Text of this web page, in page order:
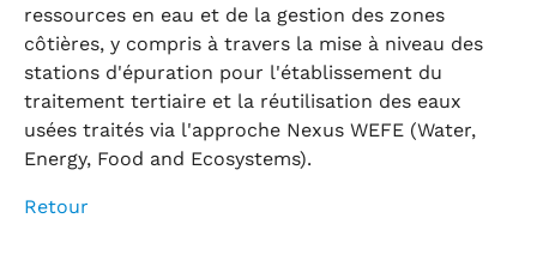
ressources en eau et de la gestion des zones
côtières, y compris à travers la mise à niveau des
stations d'épuration pour l'établissement du
traitement tertiaire et la réutilisation des eaux
usées traités via l'approche Nexus WEFE (Water,
Energy, Food and Ecosystems).
Retour